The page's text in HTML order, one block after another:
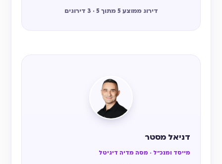
דירוג ממוצע 5 מתוך 5 · 3 דירוגים
דניאל מסטר
מייסד ומנכ״ל · מסה מדיה דיגיטל